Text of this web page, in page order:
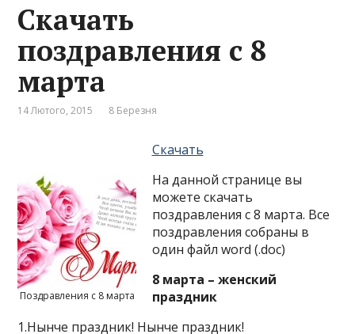
Скачать
поздравления с 8
марта
14 Лютого, 2015 8 Березня
Скачать
Поздравления с 8 марта
На данной странице вы
можете скачать
поздравления с 8 марта. Все
поздравления собраны в
один файл word (.doc)
8 марта – женский
праздник
1.Нынче праздник! Нынче праздник!